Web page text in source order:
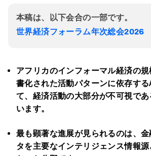
本稿は、以下会合の一部です。
世界経済フォーラム年次総会2026
アフリカのインフォーマル経済の
書化された活動パターンに依存する
て、経済活動の大部分が不可視で
います。
最も顕著な進展が見られるのは、
タを主要なインテリジェンス情報